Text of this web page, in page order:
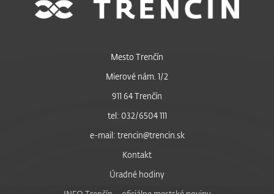
Mesto Trenčín
Mierové nám. 1/2
911 64 Trenčín
tel: 032/6504 111
e-mail: trencin@trencin.sk
Kontakt
Úradné hodiny